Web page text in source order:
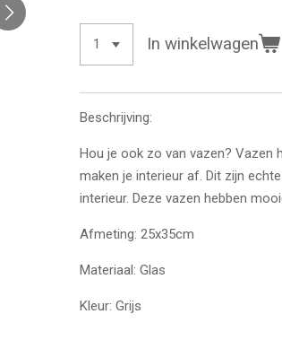
In winkelwagen
Beschrijving:
Hou je ook zo van vazen? Vazen
maken je interieur af. Dit zijn
interieur. Deze vazen hebben
Afmeting: 25x35cm
Materiaal: Glas
Kleur: Grijs